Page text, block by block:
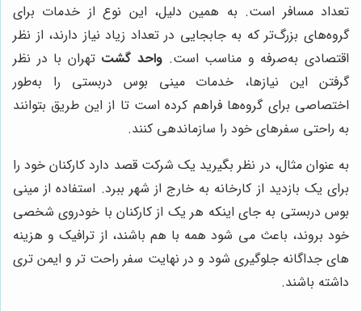
تعداد مسافر است. به همین دلیل، این نوع از خدمات برای
گروه‌های بزرگ‌تر که به جابجایی در تعداد زیاد نیاز دارند، از نظر
اقتصادی به‌صرفه و مناسب است. واحد گشت تهران با در نظر
گرفتن این نیازها، خدمات مینی بوس دربستی را به‌طور
اختصاصی برای گروه‌ها فراهم کرده است تا از این طریق بتوانند
به راحتی سفرهای خود را سازماندهی کنند.
به عنوان مثال، در نظر بگیرید یک شرکت قصد دارد کارکنان خود را
برای یک بازدید از کارخانه به خارج از شهر ببرد. استفاده از مینی
بوس دربستی به جای اینکه هر یک از کارکنان با خودروی شخصی
خود بروند، باعث می شود همه با هم باشند، از ترافیک و هزینه
های جداگانه جلوگیری شود و در نهایت سفر راحت تر و ایمن تری
داشته باشند.